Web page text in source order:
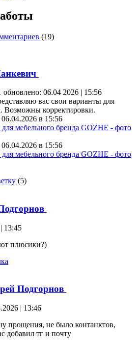
(19)
обновлено: 06.04 2026 | 15:56
вас свои варианты для
Возможны корректировки.
в 15:56
в 15:56
(5)
13:45
плюсики?)
Подгорнов
| 13:46
прощения, не было контанктов,
добавил тг и почту